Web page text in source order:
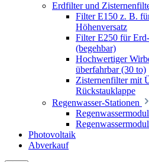
Erdfilter und
Filter E150 z. B.
Höhenversatz
Filter E250 für
(begehbar)
Hochwertiger
überfahrbar (30 to)
Zisternenfilter mit
Rückstauklappe
Regenwasser-Stationen
Photovoltaik
Abverkauf